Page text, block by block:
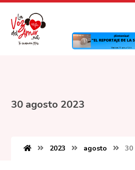
30 agosto 2023
2023 agosto 30